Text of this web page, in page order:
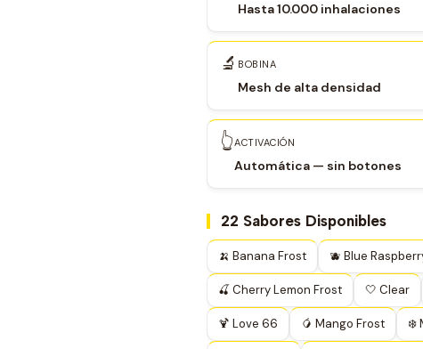
Hasta 10.000 inhalaciones
🔬 BOBINA
Mesh de alta densidad
👆ACTIVACIÓN
Automática — sin botones
22 Sabores Disponibles
🍌 Banana Frost 🫐 Blue
🍒 Cherry Lemon Frost 🤍 Clear
🍹 Love 66 🥭 Mango Frost ❄️